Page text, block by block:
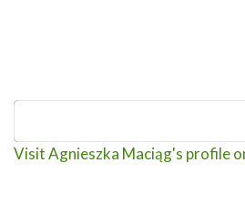
Visit Agnieszka Maciąg's profile